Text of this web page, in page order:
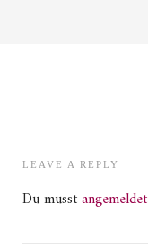
LEAVE A REPLY
Du musstangemeldet